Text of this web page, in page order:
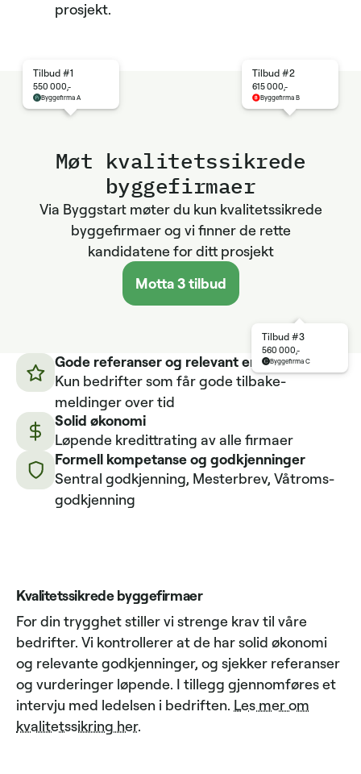
prosjekt.
Møt kvalitets­sikrede
byggefirmaer
Via Byggstart møter du kun kvalitetssikrede
byggefirmaer og vi finner de rette
kandidatene for ditt prosjekt
Motta 3 tilbud
Tilbud #1
550 000,-
Byggefirma A
Tilbud #3
560 000,-
Byggefirma C
Tilbud #2
615 000,-
Byggefirma B
Gode referanser og relevant erfaring
Kun bedrifter som får gode tilbake­
meldinger over tid
Solid økonomi
Løpende kredittrating av alle firmaer
Formell kompetanse og godkjenninger
Sentral godkjenning, Mesterbrev, Våtroms­
godkjenning
Kvalitetssikrede byggefirmaer
For din trygghet stiller vi strenge krav til våre
bedrifter. Vi kontrollerer at de har solid økonomi
og relevante godkjenninger, og sjekker referanser
og vurderinger løpende. I tillegg gjennomføres et
intervju med ledelsen i bedriften. Les mer om
kvalitetssikring her.